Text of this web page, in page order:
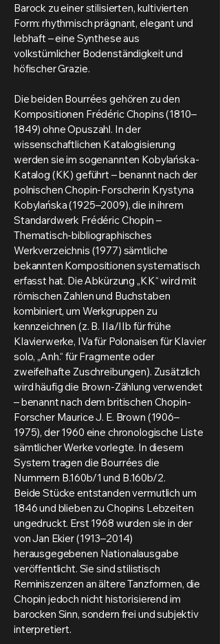
Barock zu einer stilisierten, kultivierten
Form: rhythmisch prägnant, elegant und
lebhaft – eine Synthese aus
volkstümlicher Bodenständigkeit und
höfischer Grazie.
Die beiden Bourrées gehören zu den
Kompositionen Frédéric Chopins (1810–
1849) ohne Opuszahl. In der
wissenschaftlichen Katalogisierung
werden sie im sogenannten Kobylańska-
Katalog (KK) geführt – benannt nach der
polnischen Chopin-Forscherin Krystyna
Kobylańska (1925–2009), die in ihrem
Standardwerk Frédéric Chopin –
Thematisch-bibliographisches
Werkverzeichnis (1977) sämtliche
bekannten Kompositionen systematisch
erfasst hat. Die Abkürzung „KK“ wird mit
römischen Zahlen und Buchstaben
kombiniert, um Werkgruppen zu
kennzeichnen (z. B. IIa/IIb für frühe
Klavierwerke, IVa für Polonaisen für Klavier
solo, „Anh.“ für Fragmente oder
zweifelhafte Zuschreibungen). Zusätzlich
wird häufig die Brown-Zählung verwendet
– benannt nach dem britischen Chopin-
Forscher Maurice J. E. Brown (1906–
1975), der 1960 eine chronologische Liste
sämtlicher Werke vorlegte. In diesem
System tragen die Bourrées die
Nummern B.160b/1 und B.160b/2.
Beide Stücke entstanden vermutlich um
1846 und blieben zu Chopins Lebzeiten
ungedruckt. Erst 1968 wurden sie in der
von Jan Ekier (1913–2014)
herausgegebenen Nationalausgabe
veröffentlicht. Sie sind stilistisch
Reminiszenzen an ältere Tanzformen, die
Chopin jedoch nicht historisierend im
barocken Sinn, sondern frei und subjektiv
interpretiert.